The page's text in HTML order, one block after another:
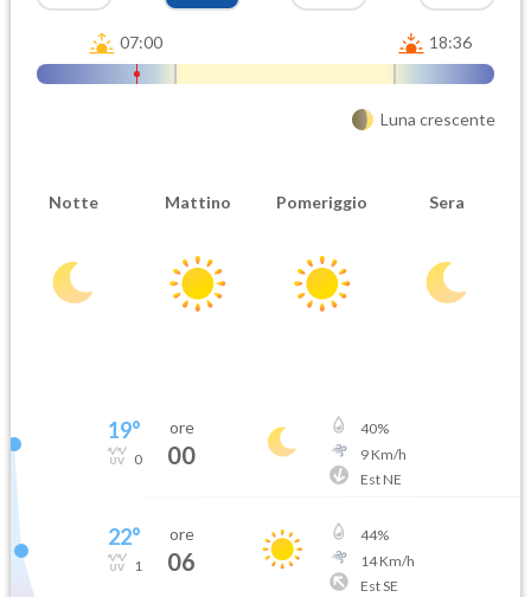
07:00 18:36
Luna crescente
Notte Mattino Pomeriggio Sera
19°
0
ore
00
40%
9Km/h
Est NE
22°
1
ore
06
44%
14Km/h
Est SE